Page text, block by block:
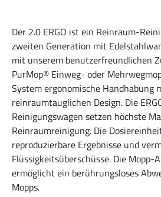
Der 2.0 ERGO ist ein Reinraum-
zweiten Generation mit
mit unserem benutzerfreundlichen
PurMop® Einweg- oder
System ergonomische Handhabung
reinraumtauglichen Design. Die
Reinigungswagen setzen höchste
Reinraumreinigung. Die
reproduzierbare Ergebnisse und
Flüssigkeitsüberschüsse. Die Mopp-
ermöglicht ein berührungsloses
Mopps.